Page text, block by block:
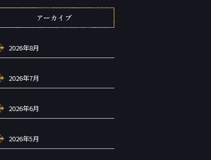
アーカイブ
2026年8月
2026年7月
2026年6月
2026年5月